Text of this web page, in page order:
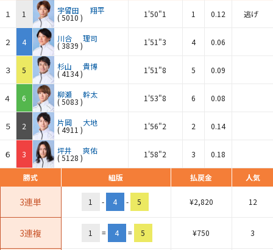
１ 1 宇留田 翔平
(5010) 1'50"1 1 0.12 逃げ
２ 4 川合 理司
(3839 ) 1'51"3 4 0.06
３ 5 杉山 貴博
(4134) 1'51"8 5 0.09
４ 6 柳瀬 幹太
(5083 ) 1'53"8 6 0.08
５ 2 片岡 大地
(4911 ) 1'56"2 2 0.14
６ 3 坪井 爽佑
(5128 ) 1'58"2 3 0.18
勝式 組版 払戻金 人気
3連単 1 - 4 - 5 ¥2,820 12
3連複 1 = 4 = 5 ¥750 3